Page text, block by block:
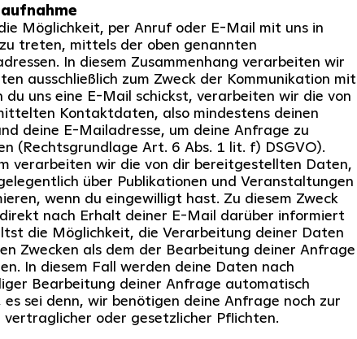
Möglichkeit, per Anruf oder E-Mail mit uns in
treten, mittels der oben genannten
In diesem Zusammenhang verarbeiten wir
ausschließlich zum Zweck der Kommunikation mit
du uns eine E-Mail schickst, verarbeiten wir die von
Kontaktdaten, also mindestens deinen
deine E-Mailadresse, um deine Anfrage zu
(Rechtsgrundlage Art. 6 Abs. 1 lit. f) DSGVO).
verarbeiten wir die von dir bereitgestellten Daten,
über Publikationen und Veranstaltungen
wenn du eingewilligt hast. Zu diesem Zweck
nach Erhalt deiner E-Mail darüber informiert
die Möglichkeit, die Verarbeitung deiner Daten
Zwecken als dem der Bearbeitung deiner Anfrage
In diesem Fall werden deine Daten nach
Bearbeitung deiner Anfrage automatisch
es sei denn, wir benötigen deine Anfrage noch zur
vertraglicher oder gesetzlicher Pflichten.